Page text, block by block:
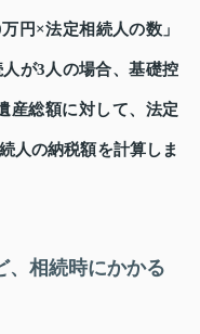
円×法定相続人の数」
が3人の場合、基礎控
産総額に対して、法定
人の納税額を計算しま
、相続時にかかる